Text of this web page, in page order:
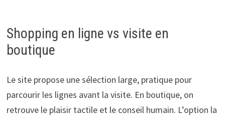
Shopping en ligne vs visite en
boutique
Le site propose une sélection large, pratique pour
parcourir les lignes avant la visite. En boutique, on
retrouve le plaisir tactile et le conseil humain. L’option la